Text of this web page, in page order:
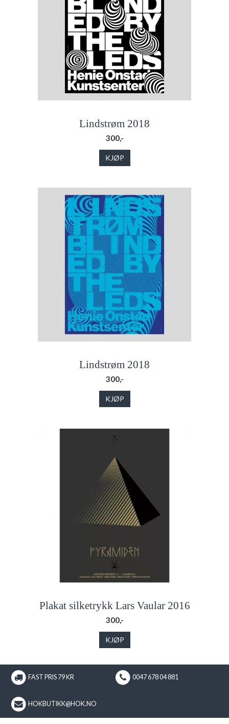
Lindstrøm 2018
300,-
KJØP
Lindstrøm 2018
300,-
KJØP
Plakat silketrykk Lars Vaular 2016
300,-
KJØP
FAST PRIS 79 KR 0047 678 04 881
HOKBUTIKK@HOK.NO